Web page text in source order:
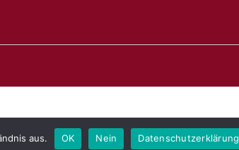
aus. OK Nein Datenschutzerklärung